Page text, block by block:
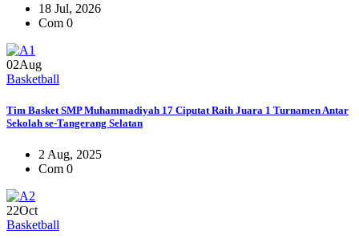
18 Jul, 2026
Com 0
02Aug
Basketball
Tim Basket SMP Muhammadiyah 17 Ciputat Raih Juara 1 Turnamen Antar
Sekolah se-Tangerang Selatan
2 Aug, 2025
Com 0
22Oct
Basketball